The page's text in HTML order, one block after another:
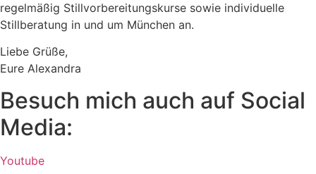
regelmäßig Stillvorbereitungskurse sowie individuelle
Stillberatung in und um München an.
Liebe Grüße,
Eure Alexandra
Besuch mich auch auf Social
Media:
Youtube